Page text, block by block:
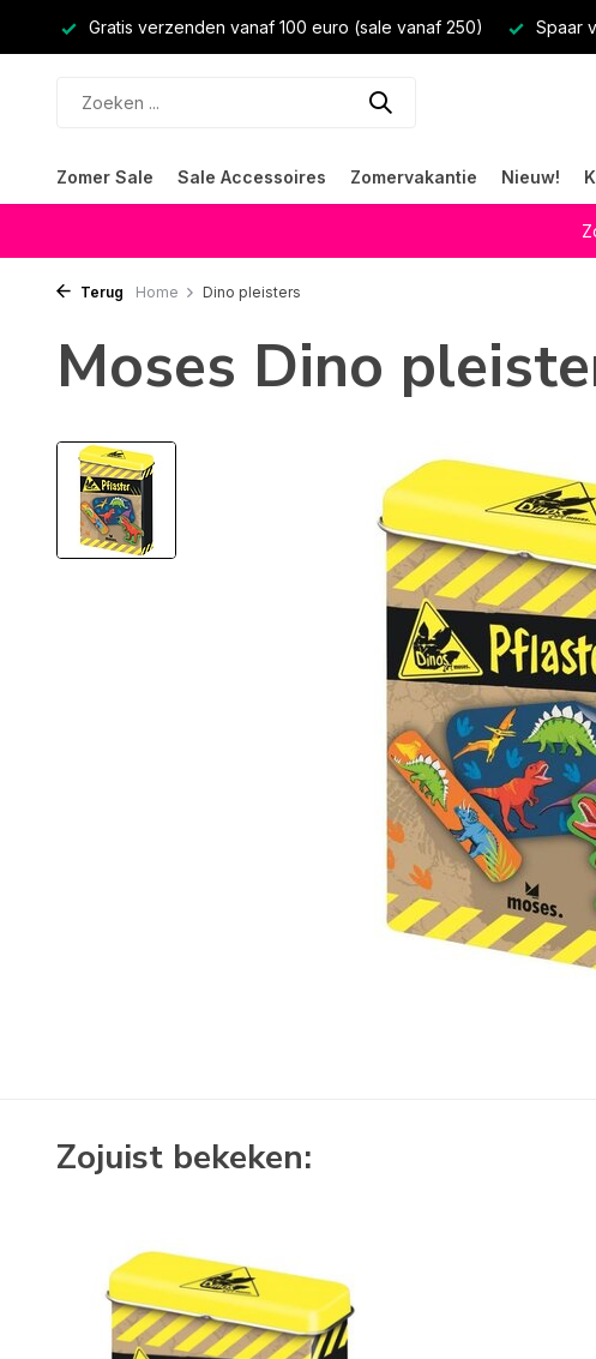
Gratis verzenden vanaf 100 euro (sale vanaf 250) Spaar
Zomer Sale Sale Accessoires Zomervakantie Nieuw!
Terug Home Dino pleisters
Moses Dino
Zojuist bekeken: